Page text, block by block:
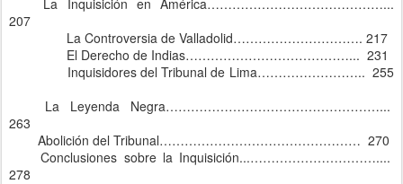
La Inquisición en América……………………………………...
207
La Controversia de Valladolid…………………………. 217
El Derecho de Indias…………………………………... 231
Inquisidores del Tribunal de Lima…………………….. 255
La Leyenda Negra……………………………………………...
263
Abolición del Tribunal………………………………………… 270
Conclusiones sobre la Inquisición...…………………………....
278